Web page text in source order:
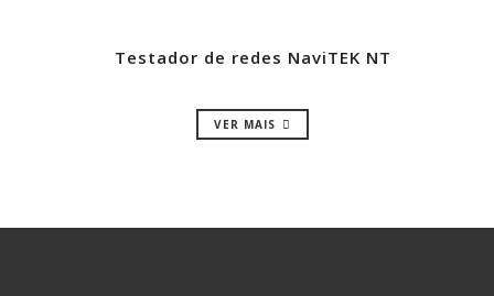
Testador de redes NaviTEK NT
VER MAIS